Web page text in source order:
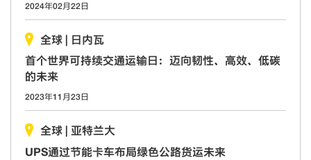
2024年02月22日
全球 | 日内瓦
首个世界可持续交通运输日：迈向韧性、高效、低碳
的未来
2023年11月23日
全球 | 亚特兰大
UPS通过节能卡车布局绿色公路货运未来